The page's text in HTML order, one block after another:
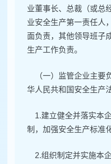
业董事长、总裁（或总
业安全生产第一责任人
面负责，其他领导班子
生产工作负责。
（一）监管企业主要
华人民共和国安全生产
1.建立健全并落实本
制，加强安全生产标准
2.组织制定并实施本